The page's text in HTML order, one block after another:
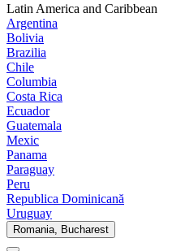
Latin America and Caribbean
Argentina
Bolivia
Brazilia
Chile
Columbia
Costa Rica
Ecuador
Guatemala
Mexic
Panama
Paraguay
Peru
Republica Dominicană
Uruguay
Romania, Bucharest